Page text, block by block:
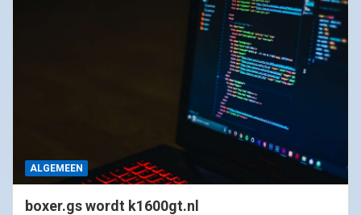
ALGEMEEN
boxer.gs wordt k1600gt.nl